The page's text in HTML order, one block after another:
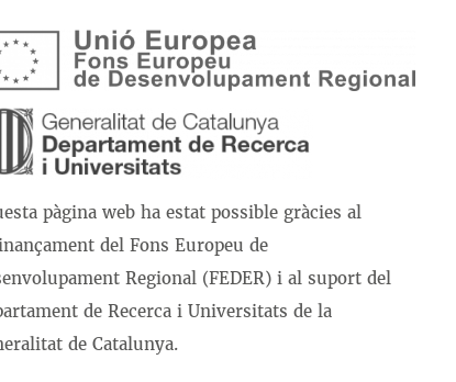
pàgina web ha estat possible gràcies al
del Fons Europeu de
Regional (FEDER) i al suport del
de Recerca i Universitats de la
de Catalunya.